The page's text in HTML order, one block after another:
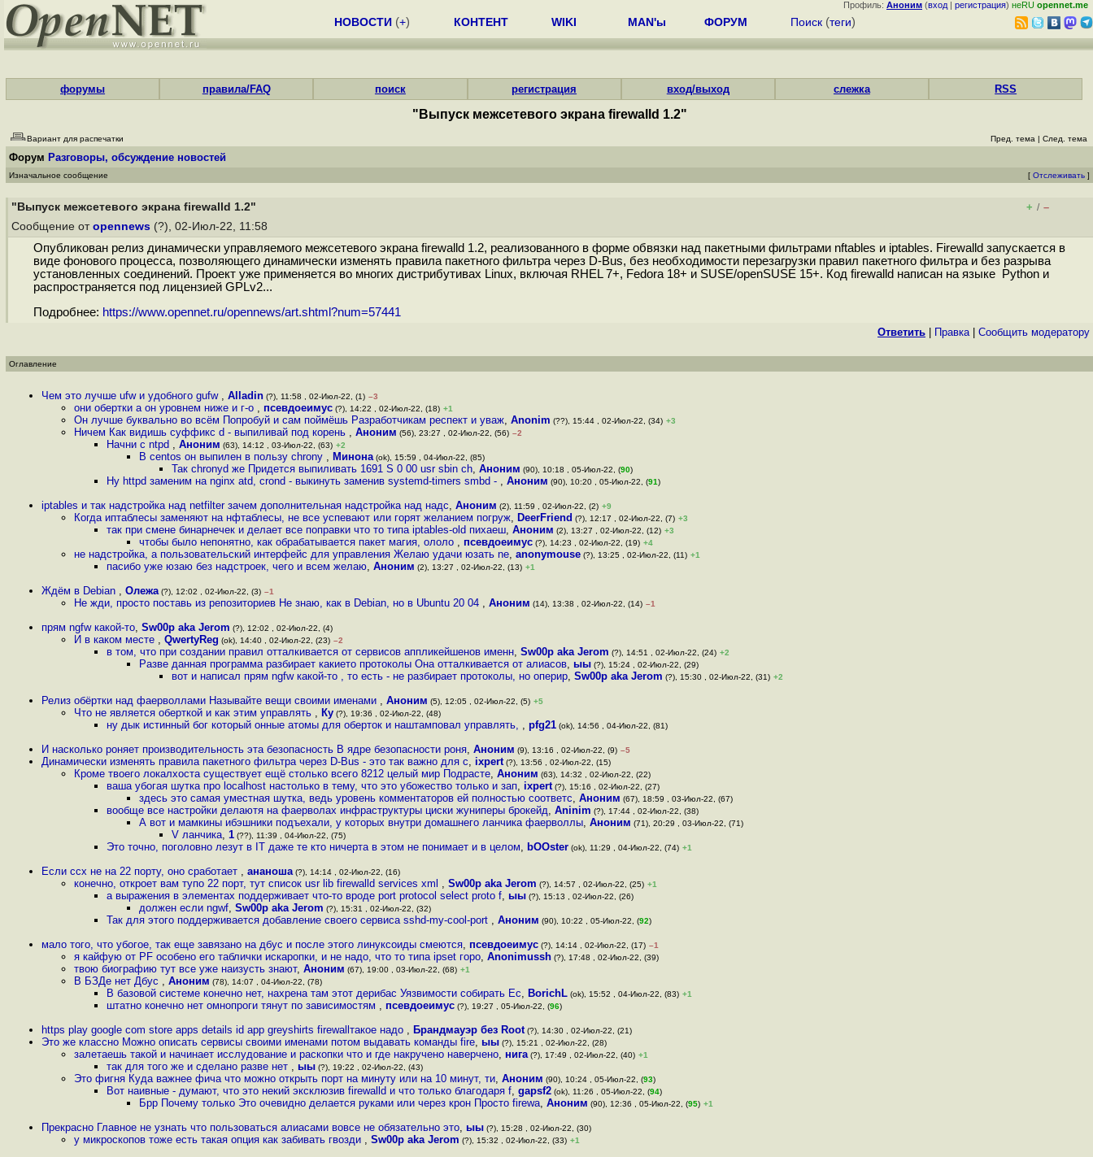
Профиль: Аноним (вход | регистрация) неRU opennet.me
НОВОСТИ (+) КОНТЕНТ WIKI MAN'ы ФОРУМ Поиск (теги)
форумы правила/FAQ поиск регистрация вход/выход слежка RSS
"Выпуск межсетевого экрана firewalld 1.2"
Вариант для распечатки Пред. тема | След. тема
Форум Разговоры, обсуждение новостей
Изначальное сообщение [ Отслеживать ]
"Выпуск межсетевого экрана firewalld 1.2" + / –
Сообщение от opennews (?), 02-Июл-22, 11:58
Опубликован релиз динамически управляемого межсетевого экрана firewalld 1.2, реализованного в форме обвязки над пакетными фильтрами nftables и iptables. Firewalld запускается в
виде фонового процесса, позволяющего динамически изменять правила пакетного фильтра через D-Bus, без необходимости перезагрузки правил пакетного фильтра и без разрыва
установленных соединений. Проект уже применяется во многих дистрибутивах Linux, включая RHEL 7+, Fedora 18+ и SUSE/openSUSE 15+. Код firewalld написан на языке Python и
распространяется под лицензией GPLv2...
Подробнее: https://www.opennet.ru/opennews/art.shtml?num=57441
Ответить Правка| Cообщить модератору
Оглавление
Чем это лучше ufw и удобного gufw , Alladin (?), 11:58 , 02-Июл-22, (1) –3
они обертки а он уровнем ниже и г-о , псевдоеимус (?), 14:22 , 02-Июл-22, (18) +1
Он лучше буквально во всём Попробуй и сам поймёшь Разработчикам респект и уваж, Anonim (??), 15:44 , 02-Июл-22, (34) +3
Ничем Как видишь суффикс d - выпиливай под корень , Аноним (56), 23:27 , 02-Июл-22, (56) –2
Начни с ntpd , Аноним (63), 14:12 , 03-Июл-22, (63) +2
В centos он выпилен в пользу chrony , Минона (ok), 15:59 , 04-Июл-22, (85)
Так chronyd же Придется выпиливать 1691 S 0 00 usr sbin ch, Аноним (90), 10:18 , 05-Июл-22, (90)
Ну httpd заменим на nginx atd, crond - выкинуть заменив systemd-timers smbd - , Аноним (90), 10:20 , 05-Июл-22, (91)
iptables и так надстройка над netfilter зачем дополнительная надстройка над надс, Аноним (2), 11:59 , 02-Июл-22, (2) +9
Когда иптаблесы заменяют на нфтаблесы, не все успевают или горят желанием погруж, DeerFriend (?), 12:17 , 02-Июл-22, (7) +3
так при смене бинарнечек и делает все поправки что то типа iptables-old пихаеш, Аноним (2), 13:27 , 02-Июл-22, (12) +3
чтобы было непонятно, как обрабатывается пакет магия, ололо , псевдоеимус (?), 14:23 , 02-Июл-22, (19) +4
не надстройка, а пользовательский интерфейс для управления Желаю удачи юзать ne, anonymouse (?), 13:25 , 02-Июл-22, (11) +1
пасибо уже юзаю без надстроек, чего и всем желаю, Аноним (2), 13:27 , 02-Июл-22, (13) +1
Ждём в Debian , Олежа (?), 12:02 , 02-Июл-22, (3) –1
Не жди, просто поставь из репозиториев Не знаю, как в Debian, но в Ubuntu 20 04 , Аноним (14), 13:38 , 02-Июл-22, (14) –1
прям ngfw какой-то, Sw00p aka Jerom (?), 12:02 , 02-Июл-22, (4)
И в каком месте , QwertyReg (ok), 14:40 , 02-Июл-22, (23) –2
в том, что при создании правил отталкивается от сервисов аппликейшенов именн, Sw00p aka Jerom (?), 14:51 , 02-Июл-22, (24) +2
Разве данная программа разбирает какието протоколы Она отталкивается от алиасов, ыы (?), 15:24 , 02-Июл-22, (29)
вот и написал прям ngfw какой-то , то есть - не разбирает протоколы, но оперир, Sw00p aka Jerom (?), 15:30 , 02-Июл-22, (31) +2
Релиз обёртки над фаерволлами Называйте вещи своими именами , Аноним (5), 12:05 , 02-Июл-22, (5) +5
Что не является оберткой и как этим управлять , Ку (?), 19:36 , 02-Июл-22, (48)
ну дык истинный бог который онные атомы для оберток и наштамповал управлять, , pfg21 (ok), 14:56 , 04-Июл-22, (81)
И насколько роняет производительность эта безопасность В ядре безопасности роня, Аноним (9), 13:16 , 02-Июл-22, (9) –5
Динамически изменять правила пакетного фильтра через D-Bus - это так важно для с, ixpert (?), 13:56 , 02-Июл-22, (15)
Кроме твоего локалхоста существует ещё столько всего 8212 целый мир Подрасте, Аноним (63), 14:32 , 02-Июл-22, (22)
ваша убогая шутка про localhost настолько в тему, что это убожество только и зап, ixpert (?), 15:16 , 02-Июл-22, (27)
здесь это самая уместная шутка, ведь уровень комментаторов ей полностью соответс, Аноним (67), 18:59 , 03-Июл-22, (67)
вообще все настройки делаютя на фаерволах инфраструктуры циски жуниперы брокейд, Aninim (?), 17:44 , 02-Июл-22, (38)
А вот и мамкины ибэшники подъехали, у которых внутри домашнего ланчика фаерволлы, Аноним (71), 20:29 , 03-Июл-22, (71)
V ланчика, 1 (??), 11:39 , 04-Июл-22, (75)
Это точно, поголовно лезут в IT даже те кто ничерта в этом не понимает и в целом, bOOster (ok), 11:29 , 04-Июл-22, (74) +1
Если ссх не на 22 порту, оно сработает , ананоша (?), 14:14 , 02-Июл-22, (16)
конечно, откроет вам тупо 22 порт, тут список usr lib firewalld services xml , Sw00p aka Jerom (?), 14:57 , 02-Июл-22, (25) +1
а выражения в элементах поддерживает что-то вроде port protocol select proto f, ыы (?), 15:13 , 02-Июл-22, (26)
должен если ngwf, Sw00p aka Jerom (?), 15:31 , 02-Июл-22, (32)
Так для этого поддерживается добавление своего сервиса sshd-my-cool-port , Аноним (90), 10:22 , 05-Июл-22, (92)
мало того, что убогое, так еще завязано на дбус и после этого линуксоиды смеются, псевдоеимус (?), 14:14 , 02-Июл-22, (17) –1
я кайфую от PF особено его таблички искаропки, и не надо, что то типа ipset горо, Anonimussh (?), 17:48 , 02-Июл-22, (39)
твою биографию тут все уже наизусть знают, Аноним (67), 19:00 , 03-Июл-22, (68) +1
В БЗДе нет Дбус , Аноним (78), 14:07 , 04-Июл-22, (78)
В базовой системе конечно нет, нахрена там этот дерибас Уязвимости собирать Ес, BorichL (ok), 15:52 , 04-Июл-22, (83) +1
штатно конечно нет омнопроги тянут по зависимостям , псевдоеимус (?), 19:27 , 05-Июл-22, (96)
https play google com store apps details id app greyshirts firewallтакое надо , Брандмауэр без Root (?), 14:30 , 02-Июл-22, (21)
Это же классно Можно описать сервисы своими именами потом выдавать команды fire, ыы (?), 15:21 , 02-Июл-22, (28)
залетаешь такой и начинает исслудование и раскопки что и где накручено наверчено, нига (?), 17:49 , 02-Июл-22, (40) +1
так для того же и сделано разве нет , ыы (?), 19:22 , 02-Июл-22, (43)
Это фигня Куда важнее фича что можно открыть порт на минуту или на 10 минут, ти, Аноним (90), 10:24 , 05-Июл-22, (93)
Вот наивные - думают, что это некий эксклюзив firewalld и что только благодаря f, gapsf2 (ok), 11:26 , 05-Июл-22, (94)
Брр Почему только Это очевидно делается руками или через крон Просто firewa, Аноним (90), 12:36 , 05-Июл-22, (95) +1
Прекрасно Главное не узнать что пользоваться алиасами вовсе не обязательно это, ыы (?), 15:28 , 02-Июл-22, (30)
у микроскопов тоже есть такая опция как забивать гвозди , Sw00p aka Jerom (?), 15:32 , 02-Июл-22, (33) +1